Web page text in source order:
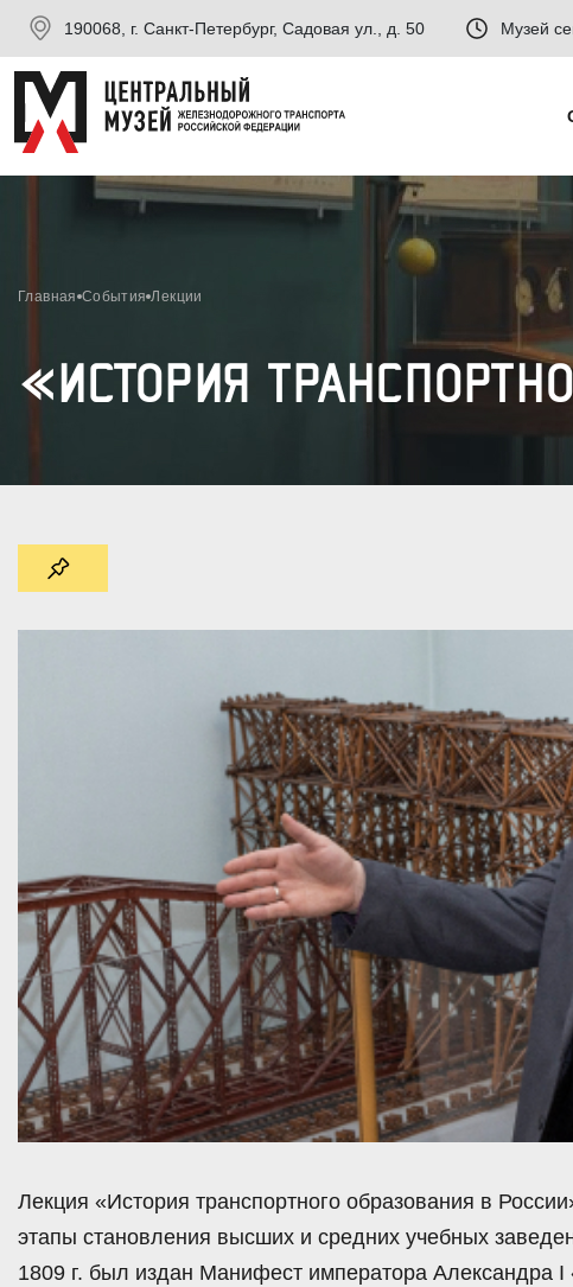
190068, г. Санкт-Петербург, Садовая ул., д. 50 Музей
Главная События Лекции
«ИСТОРИЯ
Лекция «История транспортного образования в
этапы становления высших и средних учебных
1809 г. был издан Манифест императора Александра